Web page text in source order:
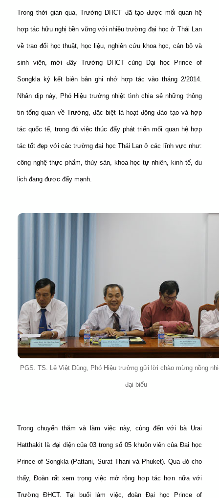
Trong thời gian qua, Trường ĐHCT đã tạo được mối quan hệ
hợp tác hữu nghị bền vững với nhiều trường đại học ở Thái Lan
về trao đổi học thuật, học liệu, nghiên cứu khoa học, cán bộ và
sinh viên, mới đây Trường ĐHCT cùng Đại học Prince of
Songkla ký kết biên bản ghi nhớ hợp tác vào tháng 2/2014.
Nhân dịp này, Phó Hiệu trưởng nhiệt tình chia sẻ những thông
tin tổng quan về Trường, đặc biệt là hoạt động đào tạo và hợp
tác quốc tế, trong đó việc thúc đẩy phát triển mối quan hệ hợp
tác tốt đẹp với các trường đại học Thái Lan ở các lĩnh vực như:
công nghệ thực phẩm, thủy sản, khoa học tự nhiên, kinh tế, du
lịch đang được đẩy mạnh.
PGS. TS. Lê Việt Dũng, Phó Hiệu trưởng gửi lời chào mừng nồng
đại biểu
Trong chuyến thăm và làm việc này, cùng đến với bà Urai
Hatthakit là đại diện của 03 trong số 05 khuôn viên của Đại học
Prince of Songkla (Pattani, Surat Thani và Phuket). Qua đó cho
thấy, Đoàn rất xem trọng việc mở rộng hợp tác hơn nữa với
Trường ĐHCT. Tại buổi làm việc,đoàn Đại học Prince of